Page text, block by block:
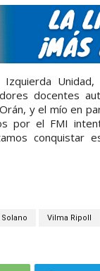
docentes
y el mío en
por el FMI
conquistar
Vilma Ripoll